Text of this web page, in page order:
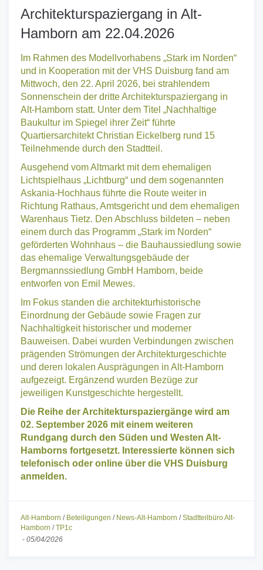
Rückblick zum dritten
Architekturspaziergang in Alt-
Hamborn am 22.04.2026
Im Rahmen des Modellvorhabens „Stark im Norden“
und in Kooperation mit der VHS Duisburg fand am
Mittwoch, den 22. April 2026, bei strahlendem
Sonnenschein der dritte Architekturspaziergang in
Alt-Hamborn statt. Unter dem Titel „Nachhaltige
Baukultur im Spiegel ihrer Zeit“ führte
Quartiersarchitekt Christian Eickelberg rund 15
Teilnehmende durch den Stadtteil.
Ausgehend vom Altmarkt mit dem ehemaligen
Lichtspielhaus „Lichtburg“ und dem sogenannten
Askania-Hochhaus führte die Route weiter in
Richtung Rathaus, Amtsgericht und dem ehemaligen
Warenhaus Tietz. Den Abschluss bildeten – neben
einem durch das Programm „Stark im Norden“
geförderten Wohnhaus – die Bauhaussiedlung sowie
das ehemalige Verwaltungsgebäude der
Bergmannssiedlung GmbH Hamborn, beide
entworfen von Emil Mewes.
Im Fokus standen die architekturhistorische
Einordnung der Gebäude sowie Fragen zur
Nachhaltigkeit historischer und moderner
Bauweisen. Dabei wurden Verbindungen zwischen
prägenden Strömungen der Architekturgeschichte
und deren lokalen Ausprägungen in Alt-Hamborn
aufgezeigt. Ergänzend wurden Bezüge zur
jeweiligen Kunstgeschichte hergestellt.
Die Reihe der Architekturspaziergänge wird am
02. September 2026 mit einem weiteren
Rundgang durch den Süden und Westen Alt-
Hamborns fortgesetzt. Interessierte können sich
telefonisch oder online über die VHS Duisburg
Alt-Hamborn/